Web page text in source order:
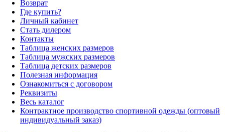
Возврат
Где купить?
Личный кабинет
Стать дилером
Контакты
Таблица женских размеров
Таблица мужских размеров
Таблица детских размеров
Полезная информация
Ознакомиться с договором
Реквизиты
Весь каталог
Контрактное производство спортивной одежды (оптовый
индивидуальный заказ)